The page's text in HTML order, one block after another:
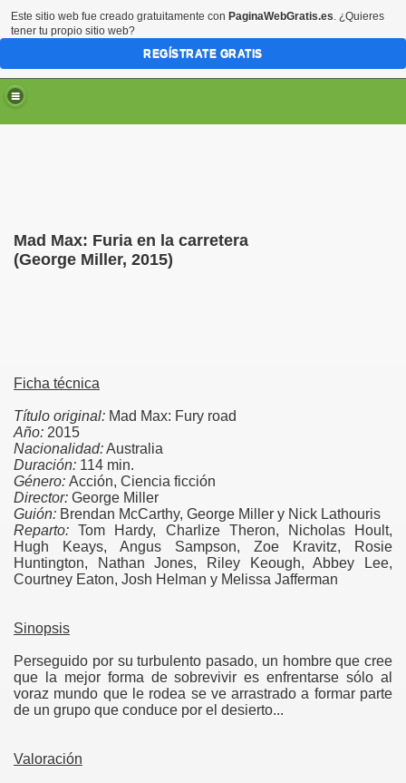
Mad Max: Furia en la carretera
(George Miller, 2015)
Ficha técnica
Título original: Mad Max: Fury road
Año: 2015
Nacionalidad:Australia
Duración: 114 min.
Género: Acción, Ciencia ficción
Director: George Miller
Guión: Brendan McCarthy, George Miller y Nick Lathouris
Reparto: Tom Hardy, Charlize Theron, Nicholas Hoult,
Hugh Keays, Angus Sampson, Zoe Kravitz, Rosie
Huntington, Nathan Jones, Riley Keough, Abbey Lee,
Courtney Eaton, Josh Helman y Melissa Jafferman
Sinopsis
Perseguido por su turbulento pasado, un hombre que cree
que la mejor forma de sobrevivir es enfrentarse sólo al
voraz mundo que le rodea se ve arrastrado a formar parte
de un grupo que conduce por el desierto...
Valoración
Este sitio web fue creado gratuitamente con PaginaWebGratis.es. ¿Quieres
tener tu propio sitio web?
REGÍSTRATE GRATIS